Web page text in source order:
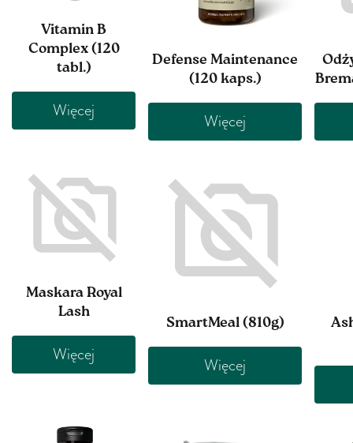
Vitamin B
Complex (120
tabl.)
Więcej
Defense Maintenance
(120 kaps.)
Więcej
Maskara Royal
Lash
Więcej
SmartMeal (810g)
Więcej